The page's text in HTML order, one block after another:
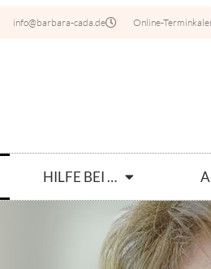
info@barbara-cada.de Online-
HILFE BEI …